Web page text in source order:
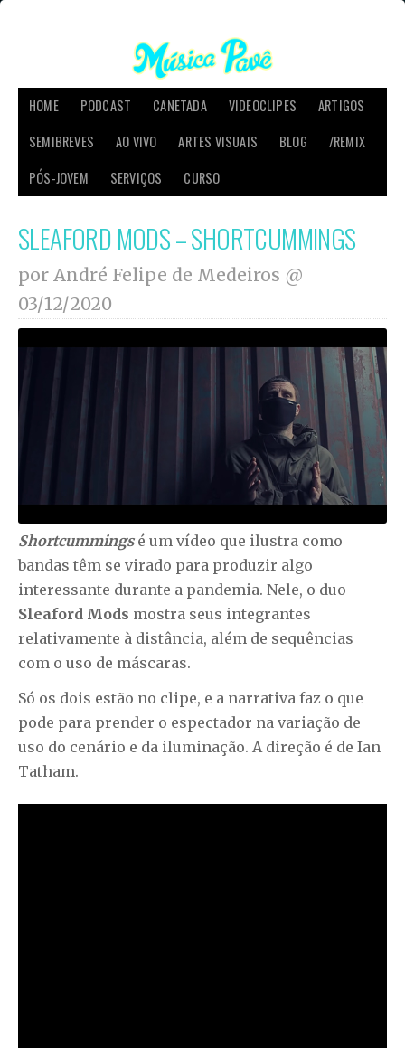
HOME PODCAST CANETADA VIDEOCLIPES
ARTIGOS
SEMIBREVES
AO VIVO ARTES VISUAIS BLOG
/REMIX
PÓS-JOVEM
SERVIÇOS CURSO
SLEAFORD MODS – SHORTCUMMINGS
por André Felipe de Medeiros @
03/12/2020
Shortcummingsé um vídeo que ilustra como
bandas têm se virado para produzir algo
interessante durante a pandemia. Nele, o duo
Sleaford Mods mostra seus integrantes
relativamente à distância, além de sequências
com o uso de máscaras.
Só os dois estão no clipe, e a narrativa faz o que
pode para prender o espectador na variação de
uso do cenário e da iluminação. A direção é de Ian
Tatham.